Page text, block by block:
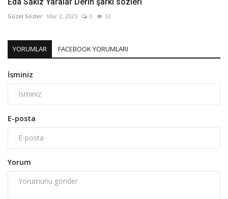
Güzel Sözler Mar 2, 2025 0 53
YORUMLAR FACEBOOK YORUMLARI
İsminiz
E-posta
Yorum